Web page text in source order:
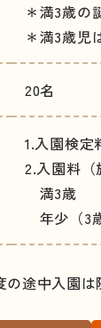
＊満3歳の
＊満3歳児
20名
1.入園検
2.入園料（
満
年少（3
の途中入園